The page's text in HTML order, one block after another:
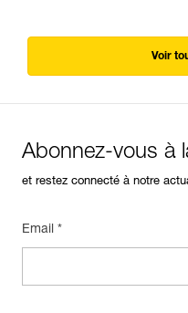
Voir
Abonnez-vous à
et restez connecté à notre
Email *